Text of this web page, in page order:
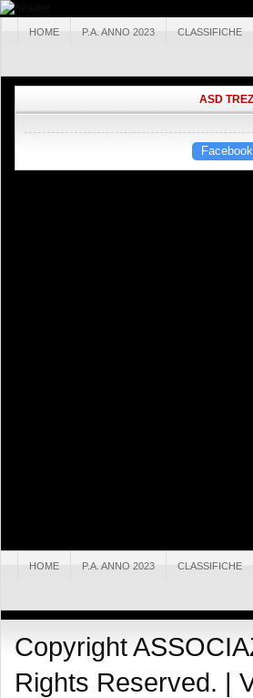
HOME P.A. ANNO 2023 CLASSIFICHE
ASD
Facebook
HOME P.A. ANNO 2023 CLASSIFICHE
Copyright
Rights Reserved. |